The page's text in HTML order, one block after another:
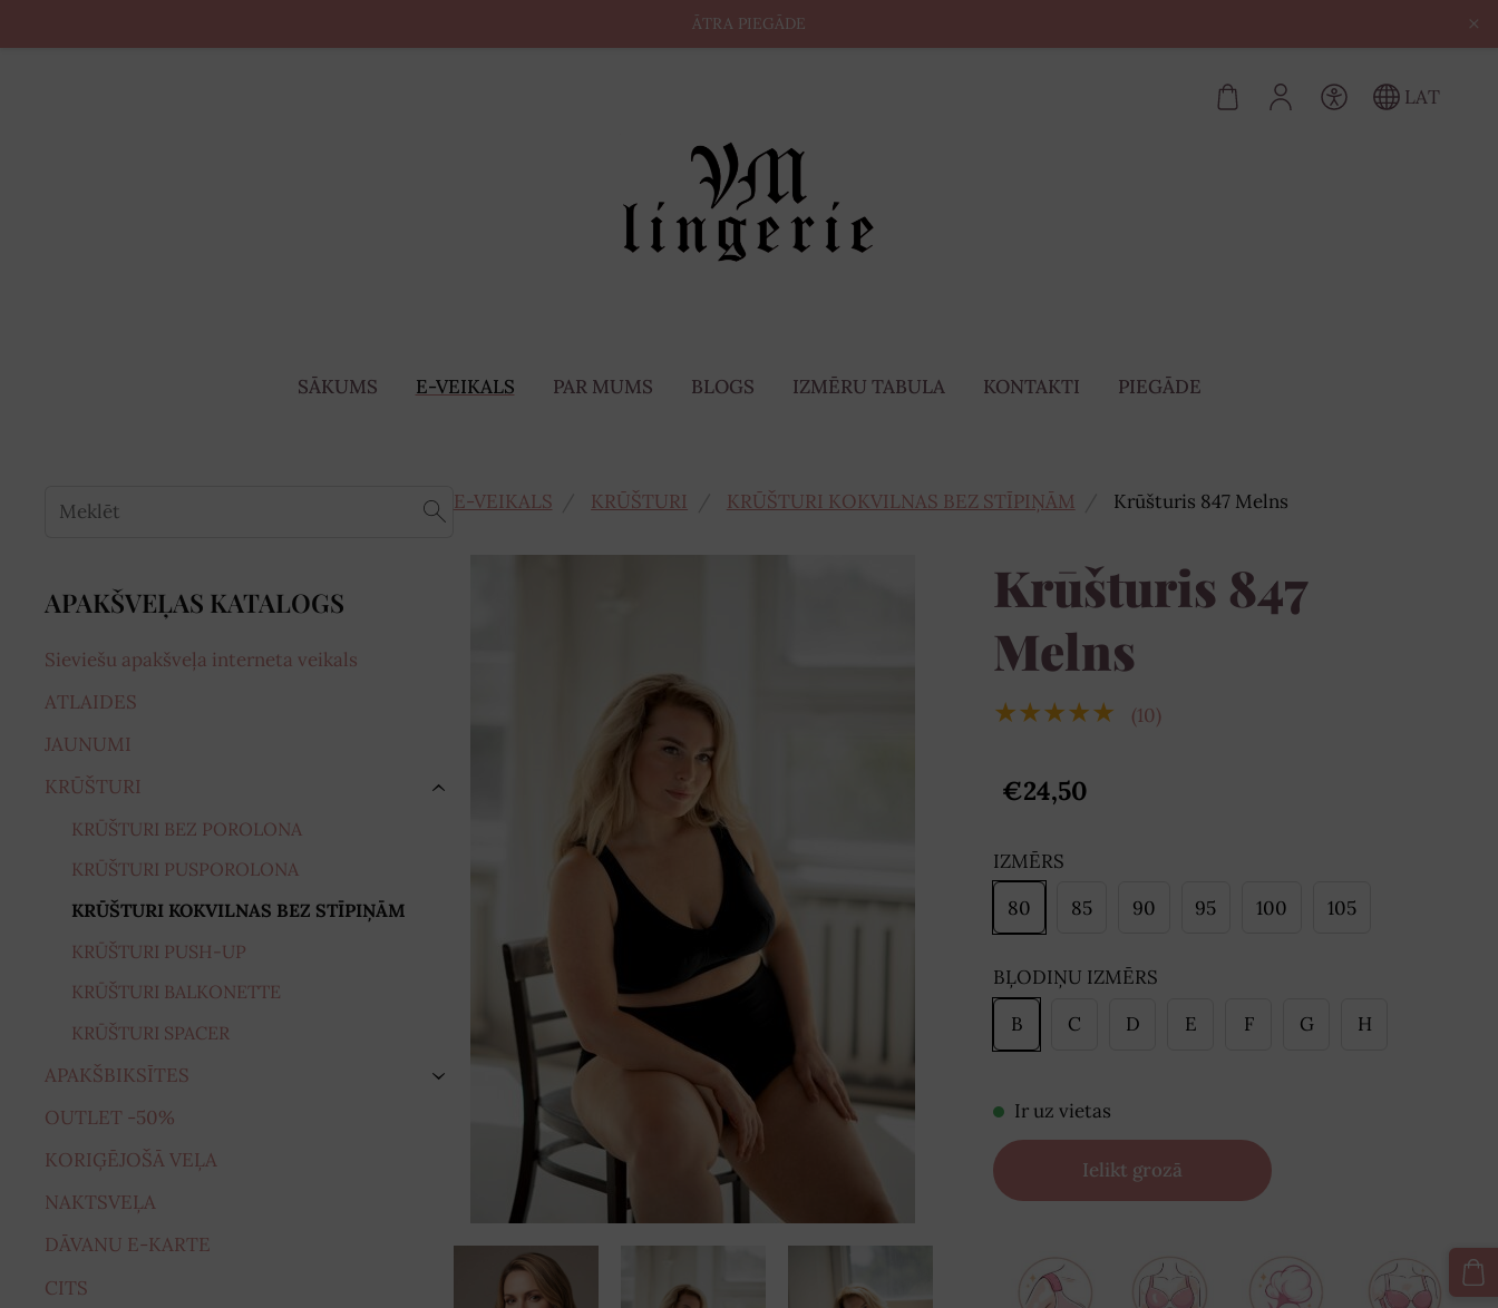
ĀTRA PIEGĀDE ×
SĀKUMS E-VEIKALS PAR MUMS BLOGS IZMĒRU TABULA KONTAKTI PIEGĀDE
LAT
APAKŠVEĻAS KATALOGS
Sieviešu apakšveļa interneta veikals
ATLAIDES
JAUNUMI
KRŪŠTURI
KRŪŠTURI BEZ POROLONA
KRŪŠTURI PUSPOROLONA
KRŪŠTURI KOKVILNAS BEZ STĪPIŅĀM
KRŪŠTURI PUSH-UP
KRŪŠTURI BALKONETTE
KRŪŠTURI SPACER
›
APAKŠBIKSĪTES ›
OUTLET -50%
KORIĢĒJOŠĀ VEĻA
NAKTSVEĻA
DĀVANU E-KARTE
CITS
E-VEIKALS KRŪŠTURI KRŪŠTURI KOKVILNAS BEZ STĪPIŅĀM Krūšturis 847 Melns
Krūšturis 847
Melns
★★★★★ (10)
€24,50
IZMĒRS
80
85 90 95 100 105
BĻODIŅU IZMĒRS
B
C D E F G H
Ir uz vietas
Ielikt grozā